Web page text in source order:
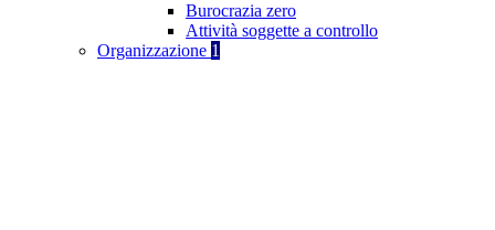
Burocrazia zero
Attività soggette a controllo
Organizzazione 1